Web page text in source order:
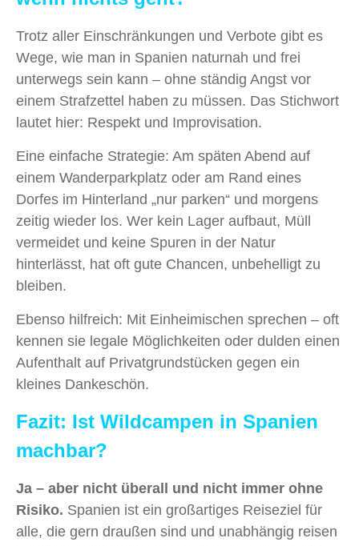
Trotz aller Einschränkungen und Verbote gibt es
Wege, wie man in Spanien naturnah und frei
unterwegs sein kann – ohne ständig Angst vor
einem Strafzettel haben zu müssen. Das Stichwort
lautet hier: Respekt und Improvisation.
Eine einfache Strategie: Am späten Abend auf
einem Wanderparkplatz oder am Rand eines
Dorfes im Hinterland „nur parken“ und morgens
zeitig wieder los. Wer kein Lager aufbaut, Müll
vermeidet und keine Spuren in der Natur
hinterlässt, hat oft gute Chancen, unbehelligt zu
bleiben.
Ebenso hilfreich: Mit Einheimischen sprechen – oft
kennen sie legale Möglichkeiten oder dulden einen
Aufenthalt auf Privatgrundstücken gegen ein
kleines Dankeschön.
Fazit: Ist Wildcampen in Spanien
machbar?
Ja – aber nicht überall und nicht immer ohne
Risiko. Spanien ist ein großartiges Reiseziel für
alle, die gern draußen sind und unabhängig reisen